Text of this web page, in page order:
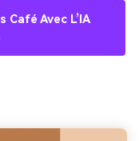
Avec L’IA